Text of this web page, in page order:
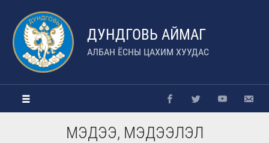
ДУНДГОВЬ АЙМАГ
АЛБАН ЁСНЫ ЦАХИМ ХУУДАС
МЭДЭЭ, МЭДЭЭЛЭЛ